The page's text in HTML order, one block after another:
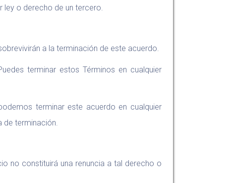
ley o derecho de un tercero.
a la terminación de este acuerdo.
terminar estos Términos en cualquier
terminar este acuerdo en cualquier
de terminación.
no constituirá una renuncia a tal derecho o